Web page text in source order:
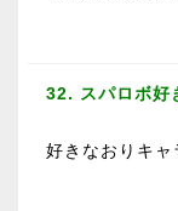
32. スパロボ好
好きなおりキ